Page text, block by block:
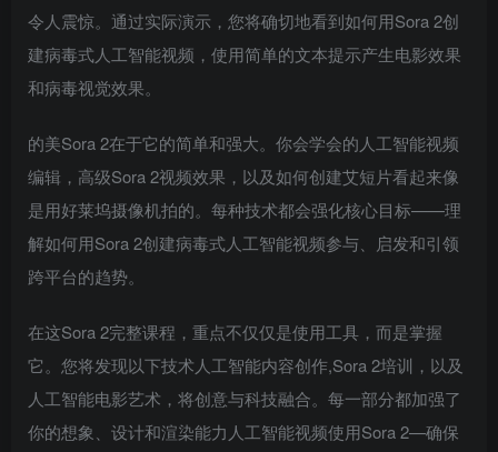
令人震惊。通过实际演示，您将确切地看到如何用Sora 2创
建病毒式人工智能视频，使用简单的文本提示产生电影效果
和病毒视觉效果。
的美Sora 2在于它的简单和强大。你会学会的人工智能视频
编辑，高级Sora 2视频效果，以及如何创建艾短片看起来像
是用好莱坞摄像机拍的。每种技术都会强化核心目标——理
解如何用Sora 2创建病毒式人工智能视频参与、启发和引领
跨平台的趋势。
在这Sora 2完整课程，重点不仅仅是使用工具，而是掌握
它。您将发现以下技术人工智能内容创作,Sora 2培训，以及
人工智能电影艺术，将创意与科技融合。每一部分都加强了
你的想象、设计和渲染能力人工智能视频使用Sora 2—确保